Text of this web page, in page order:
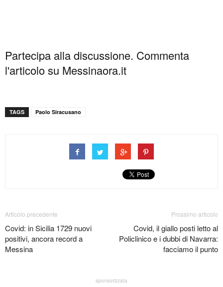
Partecipa alla discussione. Commenta
l'articolo su Messinaora.it
TAGS Paolo Siracusano
Articolo precedente
Covid: in Sicilia 1729 nuovi
positivi, ancora record a
Messina
Prossimo articolo
Covid, il giallo posti letto al
Policlinico e i dubbi di Navarra:
facciamo il punto
sponsorizzata